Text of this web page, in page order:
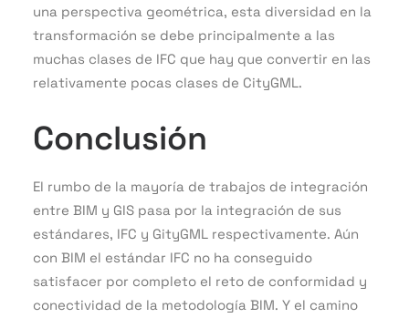
una perspectiva geométrica, esta diversidad en la
transformación se debe principalmente a las
muchas clases de IFC que hay que convertir en las
relativamente pocas clases de CityGML.
Conclusión
El rumbo de la mayoría de trabajos de integración
entre BIM y GIS pasa por la integración de sus
estándares, IFC y GityGML respectivamente. Aún
con BIM el estándar IFC no ha conseguido
satisfacer por completo el reto de conformidad y
conectividad de la metodología BIM. Y el camino